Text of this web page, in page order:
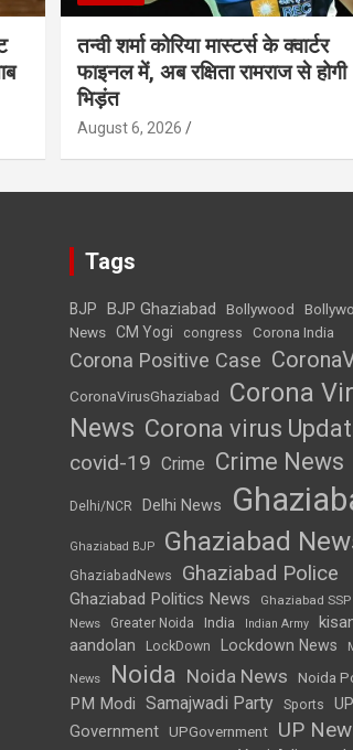
तन्वी शर्मा कोरिया मास्टर्स के क्वार्टर
फाइनल में, अब रक्षिता रामराज से होगी
भिड़ंत
August 6, 2026
Tags
BJP BJP Ghaziabad Bollywood
News CM Yogi congress Corona India
Corona Positive Case
CoronaVirusGhaziabad
Corona
News Corona virus
covid-19 Crime Crime News
Delhi/NCR Delhi News
Ghaziabad BJP Ghaziabad
GhaziabadNews Ghaziabad Police
Ghaziabad Politics News Ghaziabad SSP
News
Greater Noida India Indian Army
aandolan
LockDown Lockdown News
News Noida Noida News Noida
PM Modi Samajwadi Party Sports
UP
Government UPGovernment UP